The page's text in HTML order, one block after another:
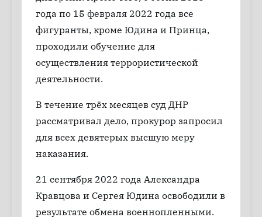
года по 15 февраля 2022 года все
фигуранты, кроме Юдина и Принца,
проходили обучение для
осуществления террористической
деятельности.
В течение трёх месяцев суд ДНР
рассматривал дело, прокурор запросил
для всех девятерых высшую меру
наказания.
21 сентября 2022 года Александра
Кравцова и Сергея Юдина освободили в
результате обмена военнопленными.